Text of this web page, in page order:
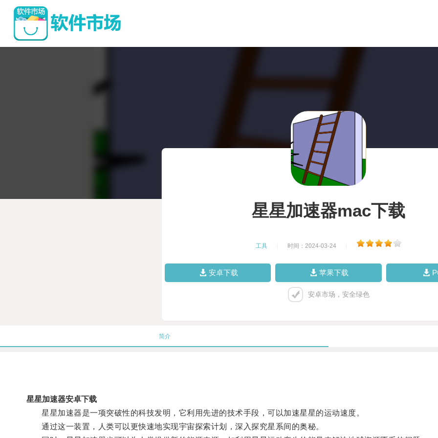
星星加速器mac下载
工具 时间：2024-03-24
安卓下载 苹果下载
安卓市场，安全绿色
简介
星星加速器安卓下载
星星加速器是一项突破性的科技发明，它利用先进的技术手段，可以加速星星的运动速度。
通过这一装置，人类可以更快速地实现宇宙探索计划，深入探究星系间的奥秘。